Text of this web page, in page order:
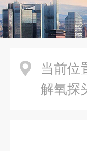
当前位
解氧探